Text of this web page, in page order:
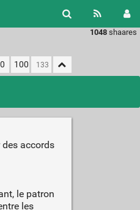
1048 shaares
100
accords
le patron
les